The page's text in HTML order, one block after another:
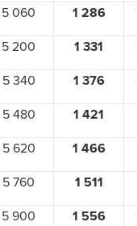
5 060 1 286
5 200 1 331
5 340 1 376
5 480 1 421
5 620 1 466
5 760 1 511
5 900 1 556